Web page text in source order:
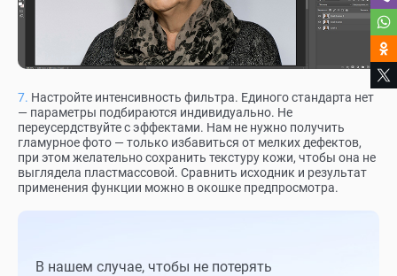
Настройте интенсивность фильтра. Единого стандарта нет
— параметры подбираются индивидуально. Не
переусердствуйте с эффектами. Нам не нужно получить
гламурное фото — только избавиться от мелких дефектов,
при этом желательно сохранить текстуру кожи, чтобы она не
выглядела пластмассовой. Сравнить исходник и результат
применения функции можно в окошке предпросмотра.
В нашем случае, чтобы не потерять